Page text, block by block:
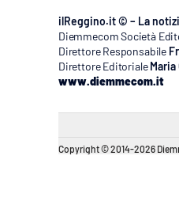
ilReggino.it © – La
Diemmecom Società
Direttore Responsabile
Direttore Editoriale Maria
www.diemmecom.it
Copyright © 2014-2026